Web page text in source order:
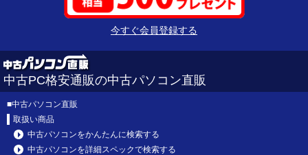
今すぐ会員登録する
中古PC格安通販の中古パソコン直販
■中古パソコン直販
取扱い商品
中古パソコンをかんたんに検索する
中古パソコンを詳細スペックで検索する